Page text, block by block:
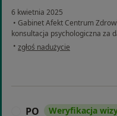
6 kwietnia 2025
• Gabinet Afekt Centrum
konsultacja psychologiczna za
• w opinii użytkownika Monika
zgłoś nadużycie
PO Weryfikacja